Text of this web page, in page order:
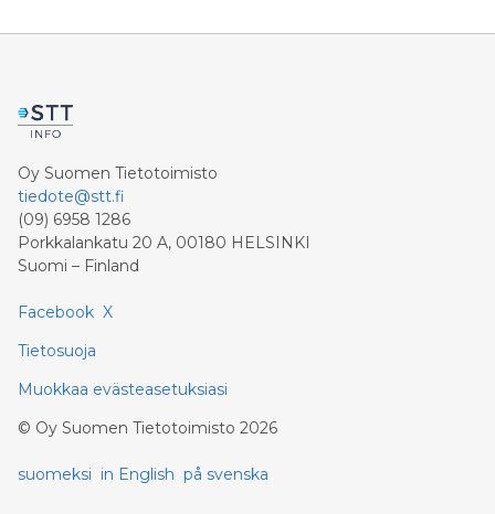
Oy Suomen Tietotoimisto
tiedote@stt.fi
(09) 6958 1286
Porkkalankatu 20 A, 00180 HELSINKI
Suomi – Finland
Facebook X
Tietosuoja
Muokkaa evästeasetuksiasi
© Oy Suomen Tietotoimisto 2026
suomeksi in English på svenska